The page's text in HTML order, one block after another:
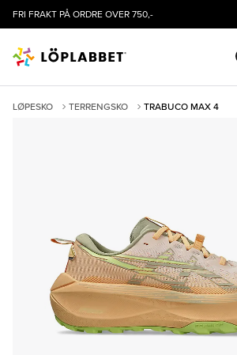
FRI FRAKT PÅ ORDRE OVER 750,-
LØPESKO TERRENGSKO TRABUCO MAX 4